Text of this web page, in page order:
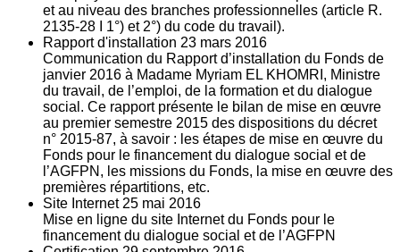
et au niveau des branches professionnelles (article R.
2135‐28 I 1°) et 2°) du code du travail).
Rapport d'installation 23 mars 2016
Communication du Rapport d’installation du Fonds de
janvier 2016 à Madame Myriam EL KHOMRI, Ministre
du travail, de l’emploi, de la formation et du dialogue
social. Ce rapport présente le bilan de mise en œuvre
au premier semestre 2015 des dispositions du décret
n° 2015-87, à savoir : les étapes de mise en œuvre du
Fonds pour le financement du dialogue social et de
l’AGFPN, les missions du Fonds, la mise en œuvre des
premières répartitions, etc.
Site Internet 25 mai 2016
Mise en ligne du site Internet du Fonds pour le
financement du dialogue social et de l’AGFPN